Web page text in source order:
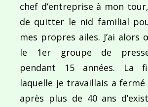
chef d’entreprise à mon
de quitter le nid familial
mes propres ailes. J’ai alors
le 1er groupe de
pendant 15 années. La
laquelle je travaillais a
après plus de 40 ans